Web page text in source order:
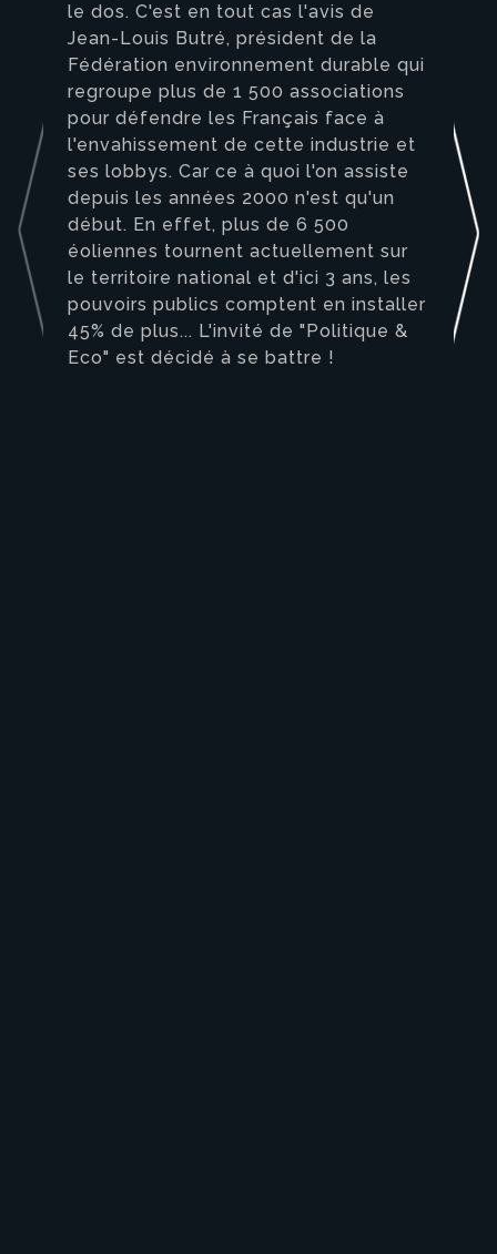
le dos. C'est en tout cas l'avis de
Jean-Louis Butré, président de la
Fédération environnement durable qui
regroupe plus de 1 500 associations
pour défendre les Français face à
l'envahissement de cette industrie et
ses lobbys. Car ce à quoi l'on assiste
depuis les années 2000 n'est qu'un
début. En effet, plus de 6 500
éoliennes tournent actuellement sur
le territoire national et d'ici 3 ans, les
pouvoirs publics comptent en installer
45% de plus... L'invité de "Politique &
Eco" est décidé à se battre !